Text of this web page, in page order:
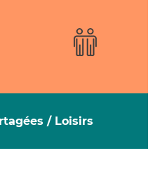
/ Loisirs